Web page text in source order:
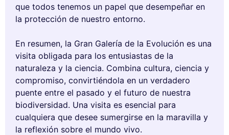
que todos tenemos un papel que desempeñar en
la protección de nuestro entorno.
En resumen, la Gran Galería de la Evolución es una
visita obligada para los entusiastas de la
naturaleza y la ciencia. Combina cultura, ciencia y
compromiso, convirtiéndola en un verdadero
puente entre el pasado y el futuro de nuestra
biodiversidad. Una visita es esencial para
cualquiera que desee sumergirse en la maravilla y
la reflexión sobre el mundo vivo.